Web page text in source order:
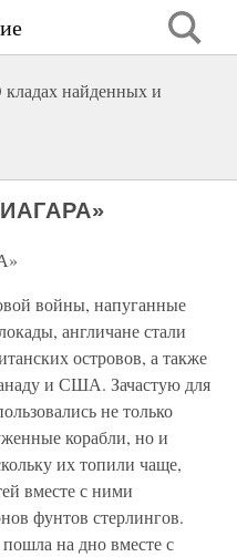
найденных и
войны, напуганные
англичане стали
островов, а также
и США. Зачастую для
не только
корабли, но и
их топили чаще,
вместе с ними
фунтов стерлингов.
на дно вместе с